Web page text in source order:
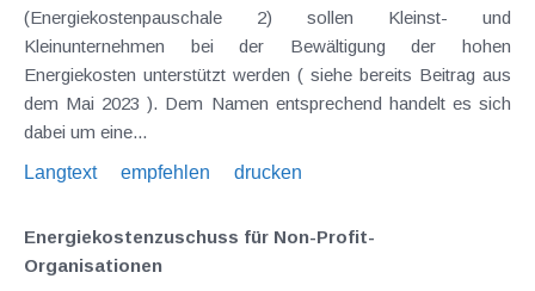
(Energiekostenpauschale 2) sollen Kleinst- und
Kleinunternehmen bei der Bewältigung der hohen
Energiekosten unterstützt werden ( siehe bereits Beitrag aus
dem Mai 2023 ). Dem Namen entsprechend handelt es sich
dabei um eine...
Langtext
empfehlen drucken
Energiekostenzuschuss für Non-Profit-
Organisationen